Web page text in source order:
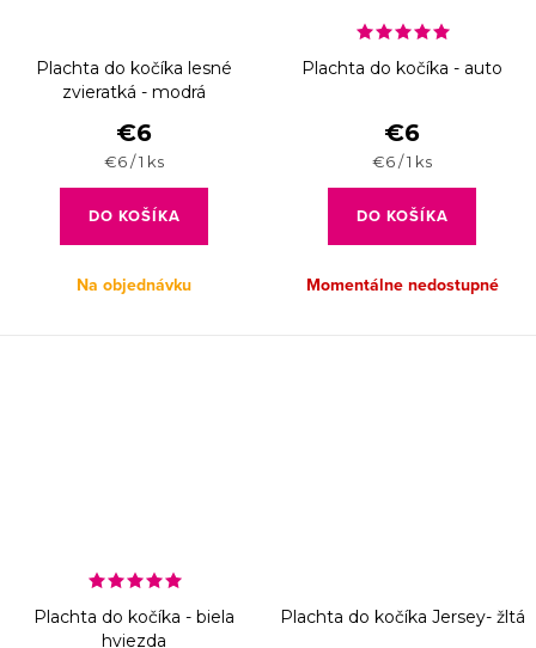
Plachta do kočíka lesné
zvieratká - modrá
€6
Jednotková
cena:
€6 / 1 ks
DO KOŠÍKA
Na objednávku
Plachta do kočíka - auto
€6
Jednotková
cena:
€6 / 1 ks
DO KOŠÍKA
Momentálne nedostupné
Plachta do kočíka - biela
hviezda
Plachta do kočíka Jersey- žltá